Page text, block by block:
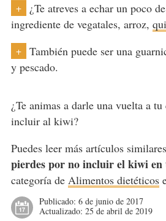
+
¿Te atreves a echar un poco
ingrediente de vegatales, arroz,
+
También puede ser una
y pescado.
¿Te animas a darle una vuelta a
incluir al kiwi?
Puedes leer más artículos
pierdes por no incluir el kiwi en
categoría de Alimentos dietéticos
Publicado: 6 de junio de 2017
Actualizado: 25 de abril de 2019